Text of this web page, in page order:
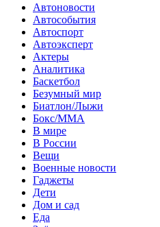
Автоновости
Автособытия
Автоспорт
Автоэксперт
Актеры
Аналитика
Баскетбол
Безумный мир
Биатлон/Лыжи
Бокс/MMA
В мире
В России
Вещи
Военные новости
Гаджеты
Дети
Дом и сад
Еда